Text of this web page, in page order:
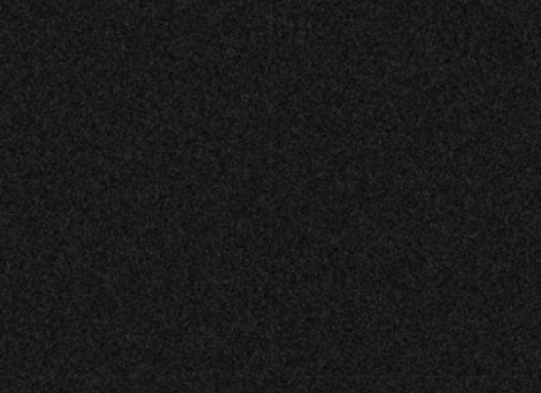
Dramas lokaler passar utmärkt för representation,
kick off och sammankomster med kollegorna. Här
kan ni även boka er egen VIP-salong och kombinera
bioupplevelsen med mat och dryck. Vi anpassar oss
efter ert behov och välkomnar både små och stora
sällskap.
Kontakta oss på hej@restaurangdrama.se
eller
kontaktformuläret >>